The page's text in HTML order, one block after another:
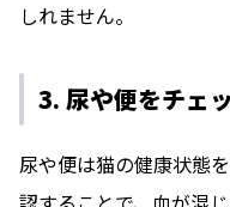
しれません。
3. 尿や便をチェ
尿や便は猫の健康状態